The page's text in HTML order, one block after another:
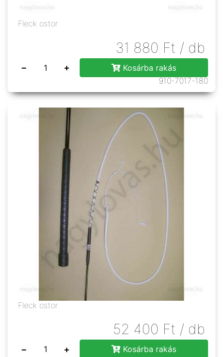
Fleck ostor
31 880 Ft / db
− +
Kosárba rakás
910-7017-180
Fleck ostor
52 400 Ft / db
− + Kosárba rakás